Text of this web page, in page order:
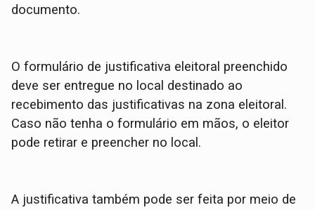
documento.
O formulário de justificativa eleitoral preenchido
deve ser entregue no local destinado ao
recebimento das justificativas na zona eleitoral.
Caso não tenha o formulário em mãos, o eleitor
pode retirar e preencher no local.
A justificativa também pode ser feita por meio de